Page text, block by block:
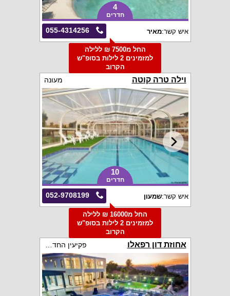
4
חדרים
055-4314256 איש קשר:מאיר
החל מ7500 ₪ ללילה
למזמינים 2 לילות בסופ"ש
הקרוב
וילה טרה קוטה מעונה
10
חדרים
052-9708199 איש קשר:שמעון
החל מ16000 ₪ ללילה
למזמינים 2 לילות בסופ"ש
הקרוב
אחוזת דון רפאלו